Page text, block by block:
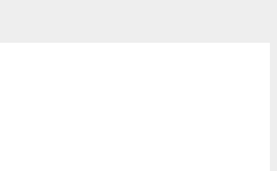
Дошиповка, Ошиповка,